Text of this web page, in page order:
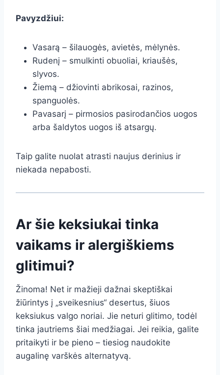
Pavyzdžiui:
Vasarą – šilauogės, avietės, mėlynės.
Rudenį – smulkinti obuoliai, kriaušės,
slyvos.
Žiemą – džiovinti abrikosai, razinos,
spanguolės.
Pavasarį – pirmosios pasirodančios uogos
arba šaldytos uogos iš atsargų.
Taip galite nuolat atrasti naujus derinius ir
niekada nepabosti.
Ar šie keksiukai tinka
vaikams ir alergiškiems
glitimui?
Žinoma! Net ir mažieji dažnai skeptiškai
žiūrintys į „sveikesnius“ desertus, šiuos
keksiukus valgo noriai. Jie neturi glitimo, todėl
tinka jautriems šiai medžiagai. Jei reikia, galite
pritaikyti ir be pieno – tiesiog naudokite
augalinę varškės alternatyvą.